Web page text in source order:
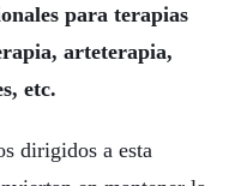
para terapias
arteterapia,
etc.
dirigidos a esta